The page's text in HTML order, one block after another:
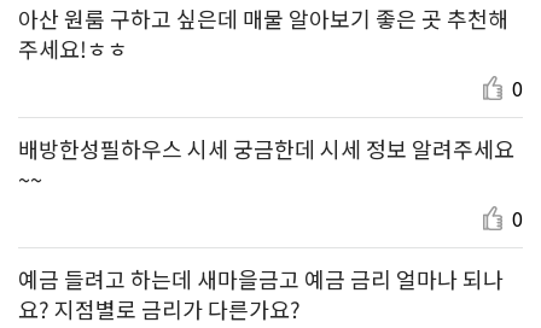
아산 원룸 구하고 싶은데 매물 알아보기 좋은 곳 추천해
주세요!ㅎㅎ
0
배방한성필하우스 시세 궁금한데 시세 정보 알려주세요
~~
0
예금 들려고 하는데 새마을금고 예금 금리 얼마나 되나
요? 지점별로 금리가 다른가요?